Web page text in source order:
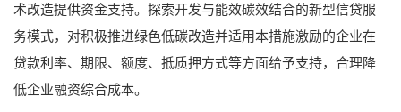
术改造提供资金支持。探索开发与能效碳效结合的新型信贷服
务模式，对积极推进绿色低碳改造并适用本措施激励的企业在
贷款利率、期限、额度、抵质押方式等方面给予支持，合理降
低企业融资综合成本。